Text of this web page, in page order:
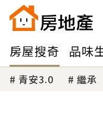
房屋搜奇 品味
青安3.0 繼承